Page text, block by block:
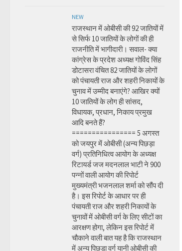
NEW
राजस्थान में ओबीसी की 92 जातियों में
से सिर्फ 10 जातियों के लोगों की ही
राजनीति में भागीदारी। सवाल- क्या
कांग्रेस के प्रदेश अध्यक्ष गोविंद सिंह
डोटासरा वंचित 82 जातियों के लोगों
को पंचायती राज और शहरी निकायों के
चुनाव में उम्मीद बनाएंगे? आखिर क्यों
10 जातियों के लोग ही सांसद,
विधायक, प्रधान, निकाय प्रमुख
आदि बनते हैं?
================ 5 अगस्त
को जयपुर में ओबीसी (अन्य पिछड़ा
वर्ग) प्रतिनिधित्व आयोग के अध्यक्ष
रिटायर्ड जज मदनलाल भाटी ने 900
पन्नों वाली आयोग की रिपोर्ट
मुख्यमंत्री भजनलाल शर्मा को सौंप दी
है। इस रिपोर्ट के आधार पर ही
पंचायती राज और शहरी निकायों के
चुनावों में ओबीसी वर्ग के लिए सीटों का
आरक्षण होगा, लेकिन इस रिपोर्ट में
चौकाने वाली बात यह है कि राजस्थान
में अन्य पिछड़ा वर्ग यानी ओबीसी की